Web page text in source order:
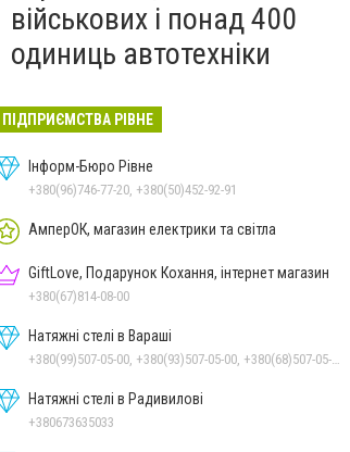
військових і понад 400
одиниць автотехніки
ПІДПРИЄМСТВА РІВНЕ
Інформ-Бюро Рівне
+380(96)746-77-20, +380(50)452-92-91
АмперОК, магазин електрики та світла
GiftLove, Подарунок Кохання, інтернет магазин
+380(67)814-08-00
Натяжні стелі в Вараші
+380(99)507-05-00, +380(93)507-05-00, +380(68)507-05-00
Натяжні стелі в Радивилові
+380673635033